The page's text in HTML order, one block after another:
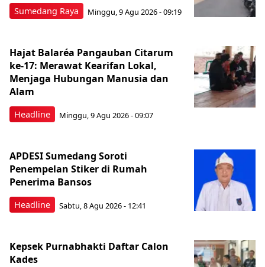
Sumedang Raya Minggu, 9 Agu 2026 - 09:19
Headline
Hajat Balaréa Pangauban Citarum
ke-17: Merawat Kearifan Lokal,
Menjaga Hubungan Manusia dan
Alam
Minggu, 9 Agu 2026 - 09:07
Headline
APDESI Sumedang Soroti
Penempelan Stiker di Rumah
Penerima Bansos
Sabtu, 8 Agu 2026 - 12:41
Kepsek Purnabhakti Daftar Calon
Kades